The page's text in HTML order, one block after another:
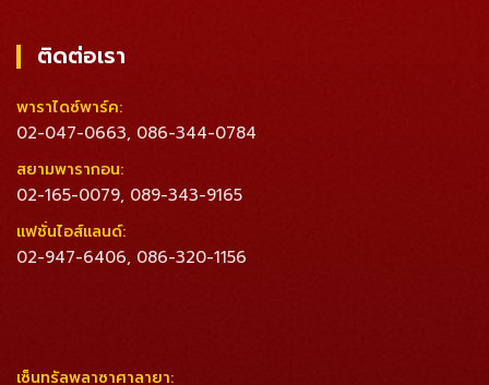
ติดต่อเรา
พาราไดซ์พาร์ค:
02-047-0663, 086-344-0784
สยามพารากอน:
02-165-0079, 089-343-9165
แฟชั่นไอส์แลนด์:
02-947-6406, 086-320-1156
เซ็นทรัลพลาซาศาลายา: